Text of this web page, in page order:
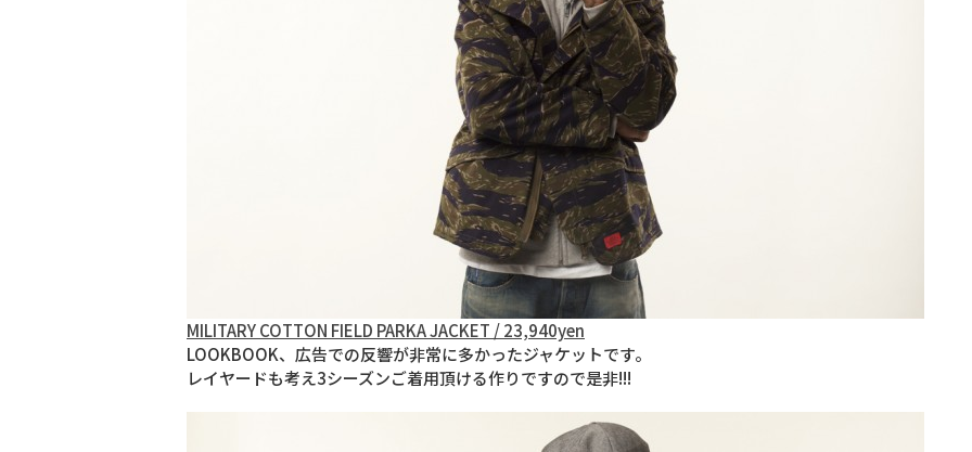
MILITARY COTTON FIELD PARKA JACKET / 23,940yen
LOOKBOOK、広告での反響が非常に多かったジャケットです。
レイヤードも考え3シーズンご着用頂ける作りですので是非!!!